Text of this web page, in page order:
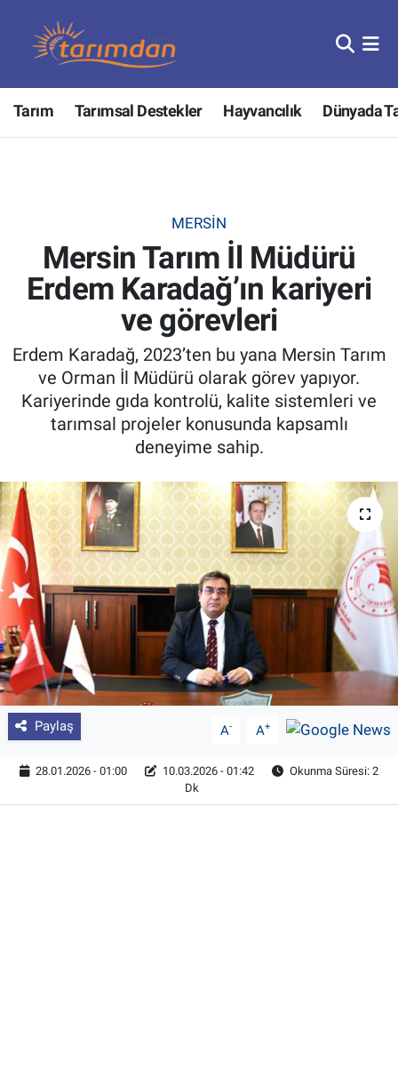
Tarım Tarımsal Destekler Hayvancılık Dünyada
MERSIN
Mersin Tarım İl Müdürü
Erdem Karadağ’ın kariyeri
ve görevleri
Erdem Karadağ, 2023’ten bu yana Mersin Tarım
ve Orman İl Müdürü olarak görev yapıyor.
Kariyerinde gıda kontrolü, kalite sistemleri ve
tarımsal projeler konusunda kapsamlı
deneyime sahip.
Paylaş A- A+
28.01.2026 - 01:00 10.03.2026 - 01:42
Okunma Süresi: 2
Dk
Tarım
Hayvancılık
Tarımsal Destekler
Tarım Bakanlığı
Tarım Kredi Kooperatifleri
Pankobirlik
Tarım Bilgisi
Yetiştirici Soruyor
Dünyada Tarım
Üretici Birlikleri
Şeker ve Şekerli Mamüller
Nöbetçi Eczaneler
Hava Durumu
Tüm Manşetler
Son Dakika Haberleri